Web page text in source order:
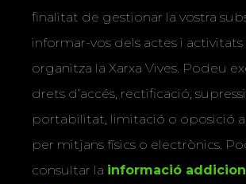
finalitat de gestionar la vostra
informar-vos dels actes i
organitza la Xarxa Vives. Podeu
drets d’accés, rectificació,
portabilitat, limitació o oposició
per mitjans físics o electrònics.
consultar la informació